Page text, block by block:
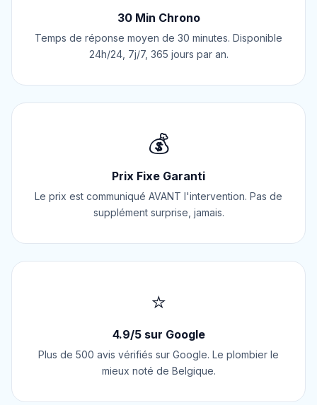
30 Min Chrono
Temps de réponse moyen de 30 minutes. Disponible
24h/24, 7j/7, 365 jours par an.
💰
Prix Fixe Garanti
Le prix est communiqué AVANT l'intervention. Pas de
supplément surprise, jamais.
⭐
4.9/5 sur Google
Plus de 500 avis vérifiés sur Google. Le plombier le
mieux noté de Belgique.